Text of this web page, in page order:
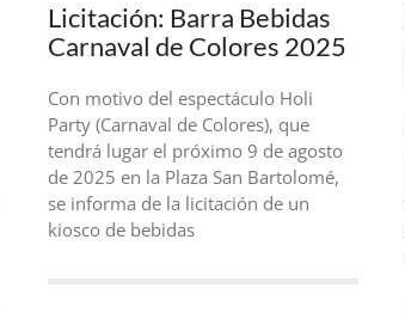
Licitación: Barra Bebidas
Carnaval de Colores 2025
Con motivo del espectáculo Holi
Party (Carnaval de Colores), que
tendrá lugar el próximo 9 de agosto
de 2025 en la Plaza San Bartolomé,
se informa de la licitación de un
kiosco de bebidas